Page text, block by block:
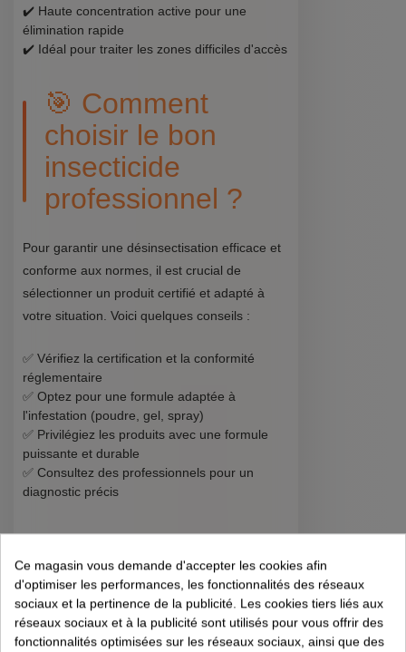
✔️ Haute concentration active pour une
élimination rapide
✔️ Idéal pour traiter les zones difficiles d'accès
🎯 Comment
choisir le bon
insecticide
professionnel ?
Pour garantir une désinsectisation efficace et
conforme aux normes, il est crucial de
sélectionner un produit certifié et adapté à
votre situation. Voici quelques conseils :
✅ Vérifiez la certification et la conformité
réglementaire
✅ Optez pour une formule adaptée à
l'infestation (poudre, gel, spray)
✅ Privilégiez les produits avec une formule
puissante et durable
✅ Consultez des professionnels pour un
diagnostic précis
et bonnes
pratiques
Ce magasin vous demande d'accepter les cookies afin
d'optimiser les performances, les fonctionnalités des réseaux
sociaux et la pertinence de la publicité. Les cookies tiers liés aux
réseaux sociaux et à la publicité sont utilisés pour vous offrir des
fonctionnalités optimisées sur les réseaux sociaux, ainsi que des